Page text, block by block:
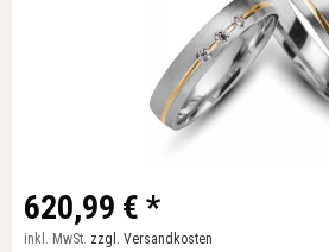
620,99 € *
inkl. MwSt. zzgl. Versandkosten